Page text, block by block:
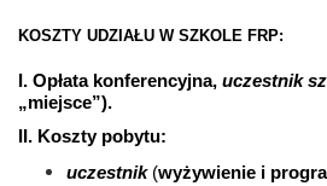
KOSZTY UDZIAŁU W SZKOLE FRP:
I. Opłata konferencyjna, uczestnik
„miejsce”).
II. Koszty pobytu:
uczestnik (wyżywienie i